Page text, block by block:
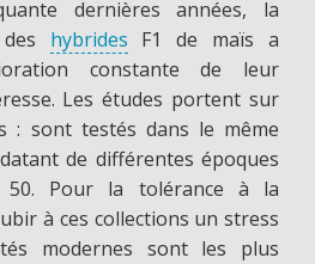
dernières années, la
hybrides F1 de maïs a
constante de leur
Les études portent sur
: sont testés dans le même
datant de différentes époques
50. Pour la tolérance à la
à ces collections un stress
modernes sont les plus